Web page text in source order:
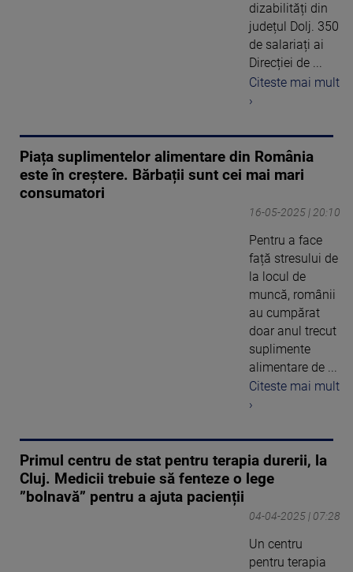
dizabilități din
județul Dolj. 350
de salariați ai
Direcției de ...
Citeste mai mult
›
Piața suplimentelor alimentare din România
este în creștere. Bărbații sunt cei mai mari
consumatori
16-05-2025 | 20:10
Pentru a face
față stresului de
la locul de
muncă, românii
au cumpărat
doar anul trecut
suplimente
alimentare de ...
Citeste mai mult
›
Primul centru de stat pentru terapia durerii, la
Cluj. Medicii trebuie să fenteze o lege
”bolnavă” pentru a ajuta pacienții
04-04-2025 | 07:28
Un centru
pentru terapia